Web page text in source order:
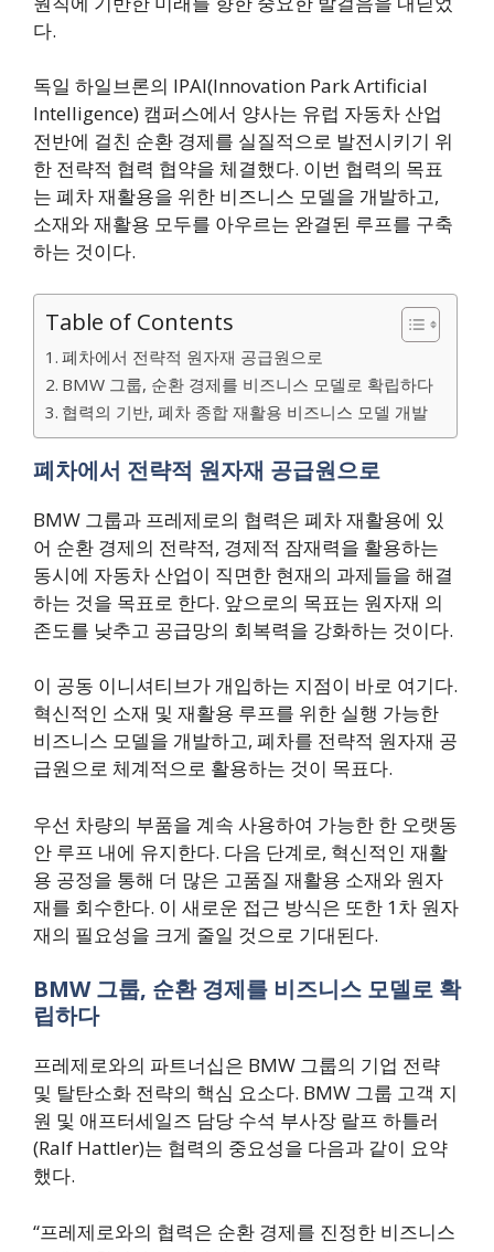
다.
독일 하일브론의 IPAI(Innovation Park Artificial
Intelligence) 캠퍼스에서 양사는 유럽 자동차 산업
전반에 걸친 순환 경제를 실질적으로 발전시키기 위
한 전략적 협력 협약을 체결했다. 이번 협력의 목표
는 폐차 재활용을 위한 비즈니스 모델을 개발하고,
소재와 재활용 모두를 아우르는 완결된 루프를 구축
하는 것이다.
Table of Contents
폐차에서 전략적 원자재 공급원으로
BMW 그룹, 순환 경제를 비즈니스 모델로 확립하다
협력의 기반, 폐차 종합 재활용 비즈니스 모델 개발
폐차에서 전략적 원자재 공급원으로
BMW 그룹과 프레제로의 협력은 폐차 재활용에 있
어 순환 경제의 전략적, 경제적 잠재력을 활용하는
동시에 자동차 산업이 직면한 현재의 과제들을 해결
하는 것을 목표로 한다. 앞으로의 목표는 원자재 의
존도를 낮추고 공급망의 회복력을 강화하는 것이다.
이 공동 이니셔티브가 개입하는 지점이 바로 여기다.
혁신적인 소재 및 재활용 루프를 위한 실행 가능한
비즈니스 모델을 개발하고, 폐차를 전략적 원자재 공
급원으로 체계적으로 활용하는 것이 목표다.
우선 차량의 부품을 계속 사용하여 가능한 한 오랫동
안 루프 내에 유지한다. 다음 단계로, 혁신적인 재활
용 공정을 통해 더 많은 고품질 재활용 소재와 원자
재를 회수한다. 이 새로운 접근 방식은 또한 1차 원자
재의 필요성을 크게 줄일 것으로 기대된다.
BMW 그룹, 순환 경제를 비즈니스 모델로 확
립하다
프레제로와의 파트너십은 BMW 그룹의 기업 전략
및 탈탄소화 전략의 핵심 요소다. BMW 그룹 고객 지
원 및 애프터세일즈 담당 수석 부사장 랄프 하틀러
(Ralf Hattler)는 협력의 중요성을 다음과 같이 요약
했다.
“프레제로와의 협력은 순환 경제를 진정한 비즈니스